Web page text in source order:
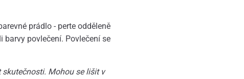
prádlo - perte odděleně
povlečení. Povlečení se
Mohou se lišit v